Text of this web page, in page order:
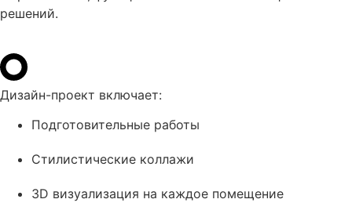
решений.
Дизайн-проект включает:
Подготовительные работы
Стилистические коллажи
3D визуализация на каждое помещение